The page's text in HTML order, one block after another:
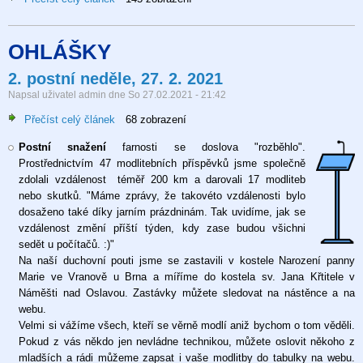
-
Duchovní
pouť
Náměšť
nad
Oslavou,
Moravské
Budějovice
a
Vydří
OHLÁŠKY
2. postní neděle, 27. 2. 2021
Napsal uživatel admin dne So 27.02.2021 - 21:42
Přečíst celý článek
postní
neděle,
27.
2.
2021
68 zobrazení
Postní snažení farnosti se doslova "rozběhlo".
Prostřednictvím 47 modlitebních příspěvků jsme společně
zdolali vzdálenost téměř 200 km a darovali 17 modliteb
nebo skutků. "Máme zprávy, že takovéto vzdálenosti bylo
dosaženo také díky jarním prázdninám. Tak uvidíme, jak se
vzdálenost změní příští týden, kdy zase budou všichni
sedět u počítačů. :)"
Na naší duchovní pouti jsme se zastavili v kostele Narození panny
Marie ve Vranově u Brna a míříme do kostela sv. Jana Křtitele v
Náměšti nad Oslavou. Zastávky můžete sledovat na nástěnce a na
webu.
Velmi si vážíme všech, kteří se věrně modlí aniž bychom o tom věděli.
Pokud z vás někdo jen nevládne technikou, můžete oslovit někoho z
mladších a rádi můžeme zapsat i vaše modlitby do tabulky na webu.